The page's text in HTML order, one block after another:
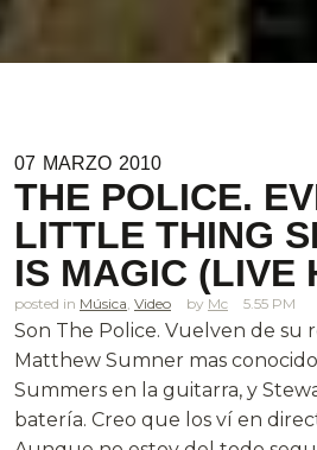
07 MARZO 2010
THE POLICE.
LITTLE THING
IS MAGIC (LIVE
posted in Música, Video Mc 5.55 PM
Son The Police. Vuelven de su
Matthew Sumner mas
Summers en la guitarra, y
batería. Creo que los ví en